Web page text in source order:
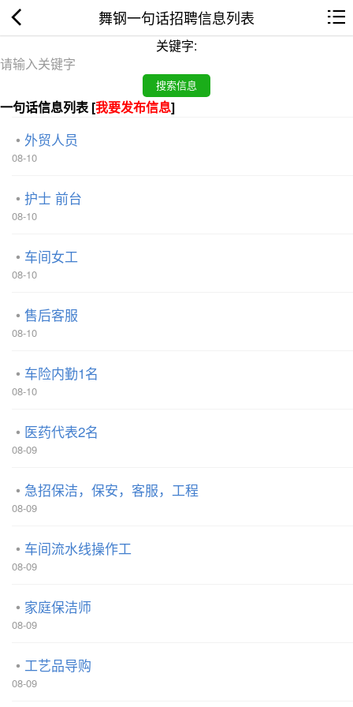
舞钢一句话招聘信息列表
关键字:
一句话信息列表 [我要发布信息]
外贸人员
08-10
护士 前台
08-10
车间女工
08-10
售后客服
08-10
车险内勤1名
08-10
医药代表2名
08-09
急招保洁，保安，客服，工程
08-09
车间流水线操作工
08-09
家庭保洁师
08-09
工艺品导购
08-09